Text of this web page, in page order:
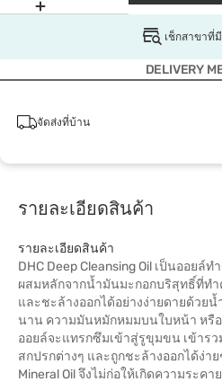
เช็กสาขาที่
DELIVERY
จัดส่งที่บ้าน
รายละเอียดสินค้า
รายละเอียดสินค้า
DHC Deep Cleansing Oil เป็นออย
ผสมหลักจากน้ำมันมะกอกบริสุทธิ์ที่ท
และชะล้างออกได้อย่างง่ายดายด้วย
นาน ความมันหมักหมมบนใบหน้า หรือ
ออยล์จะแทรกซึมเข้าสู่รูขุมขน เข้ารว
สกปรกต่างๆ และถูกชะล้างออกได้ง่า
Mineral Oil จึงไม่ก่อให้เกิดความระค